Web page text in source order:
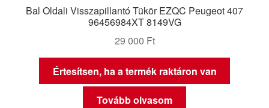
Bal Oldali Visszapillantó Tükör EZQC Peugeot 407
96456984XT 8149VG
29 000 Ft
Értesítsen, ha a termék raktáron van
Tovább olvasom